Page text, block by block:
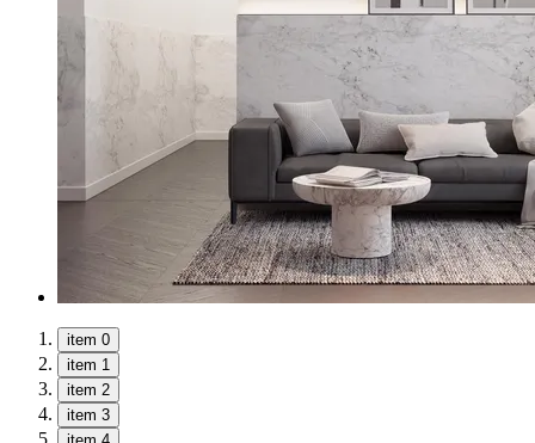
item 0
item 1
item 2
item 3